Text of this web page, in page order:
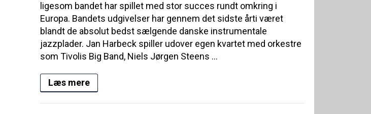
ligesom bandet har spillet med stor succes rundt omkring i
Europa. Bandets udgivelser har gennem det sidste årti været
blandt de absolut bedst sælgende danske instrumentale
jazzplader. Jan Harbeck spiller udover egen kvartet med orkestre
som Tivolis Big Band, Niels Jørgen Steens ...
Læs mere